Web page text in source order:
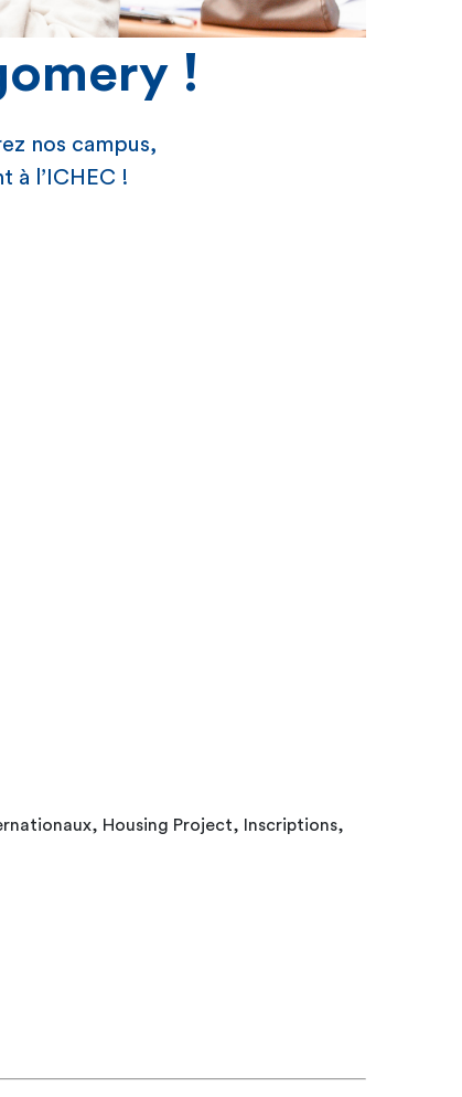
!
nos campus,
à l’ICHEC !
Housing Project, Inscriptions,